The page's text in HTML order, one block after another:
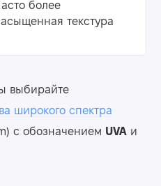
более
текстура
выбирайте
широкого спектра
с обозначением UVAи